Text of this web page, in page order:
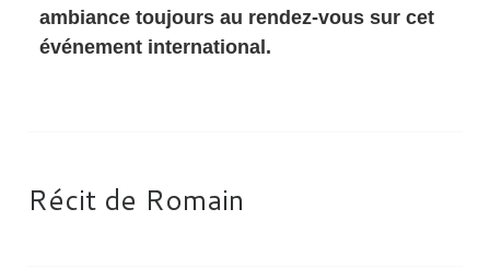
ambiance toujours au rendez-vous sur cet
événement international.
Récit de Romain